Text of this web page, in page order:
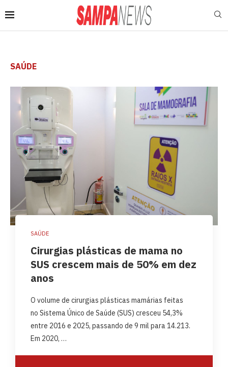
SAÚDE
SAÚDE
Cirurgias plásticas de mama no
SUS crescem mais de 50% em dez
anos
O volume de cirurgias plásticas mamárias feitas
no Sistema Único de Saúde (SUS) cresceu 54,3%
entre 2016 e 2025, passando de 9 mil para 14.213.
Em 2020, …